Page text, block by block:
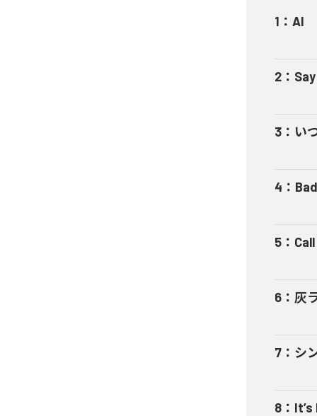
1 ： AI
2 ：
3 ： い
4 ：
5 ：
6 ： 灰
7 ： シ
8 ：